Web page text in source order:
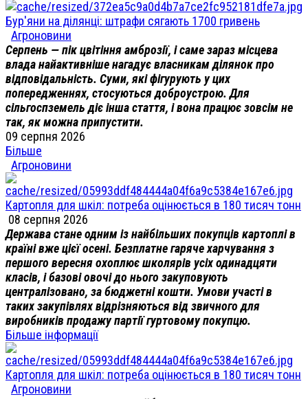
Бур'яни на ділянці: штрафи сягають 1700 гривень
Агроновини
Серпень — пік цвітіння амброзії, і саме зараз місцева
влада найактивніше нагадує власникам ділянок про
відповідальність. Суми, які фігурують у цих
попередженнях, стосуються доброустрою. Для
сільгоспземель діє інша стаття, і вона працює зовсім не
так, як можна припустити.
09 серпня 2026
Більше
Агроновини
Картопля для шкіл: потреба оцінюється в 180 тисяч тонн
08 серпня 2026
Держава стане одним із найбільших покупців картоплі в
країні вже цієї осені. Безплатне гаряче харчування з
першого вересня охоплює школярів усіх одинадцяти
класів, і базові овочі до нього закуповують
централізовано, за бюджетні кошти. Умови участі в
таких закупівлях відрізняються від звичного для
виробників продажу партії гуртовому покупцю.
Більше інформації
Картопля для шкіл: потреба оцінюється в 180 тисяч тонн
Агроновини